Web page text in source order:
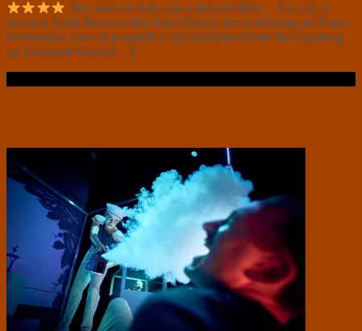
Der sidder to helte på en tømmerflåde… Nej, det er
hverken Kjeld Petersen eller Dirch Passer der er på besøg på Teater
Momentum, men til gengæld er det Instruktør Kristoffer Lundberg
og scenograf Katrine[…]